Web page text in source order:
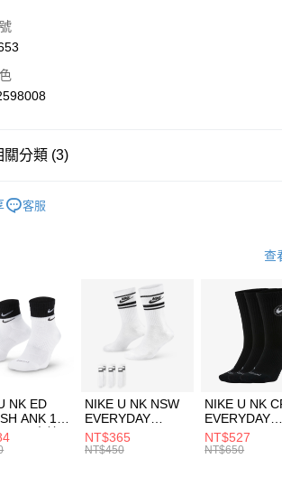
金庫商業銀行
商業銀行
商業儲蓄銀行
世華商業銀行
商業銀行
國際商業銀行
AFTEE先享後付」】
心：先確認商品／服務後，再付款。
先享後付」結帳流程】
結帳方式選擇「AFTEE先享後付」後，將跳轉至「AFTEE
帳頁面，進行簡訊認證並確認金額後，即可完成結帳。
單成立數日內，您將收到繳費通知簡訊。
到繳費通知簡訊後14天內，點擊此簡訊中的連結，可透過四
網路銀行／等多元方式進行付款，方視為交易完成。
意：結帳手續完成當下不需立刻繳費，但若您需要取消訂單
品的店家。未經商家同意取消之訂單仍視為有效，需透過
繳納相關費用。
，滿NT$1,500(含以上)免運費
，滿NT$1,500(含以上)免運費
市自取
，滿NT$1,500(含以上)免運費
關分類 (3)
客服
查
NK ED
ANK 1P
男 中統
NIKE U NK NSW
EVERYDAY
ESSENTIAL CR
男女 短統襪
NT$365
NT$450
NIKE U NK
EVERYDAY
BBALL 3PR
長統襪
NT$527
NT$650